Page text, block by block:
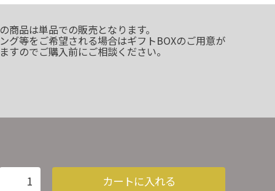
商品は単品での販売となります。
グ等をご希望される場合はギフトBOXのご用意が
すのでご購入前にご相談ください。
カートに入れる